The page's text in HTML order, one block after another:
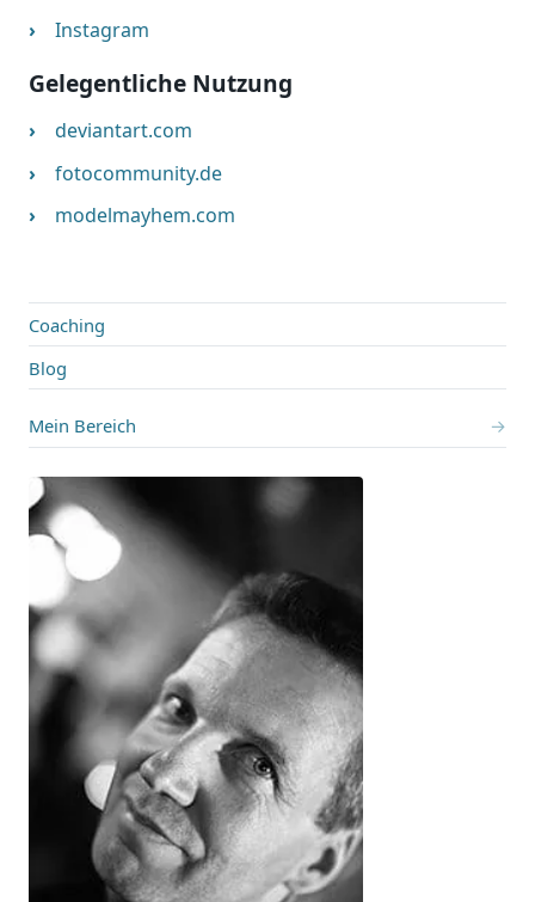
Instagram
Gelegentliche Nutzung
deviantart.com
fotocommunity.de
modelmayhem.com
Coaching
Blog
Mein Bereich →